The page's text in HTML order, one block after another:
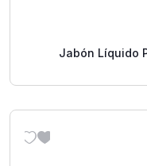
Jabón Líquido